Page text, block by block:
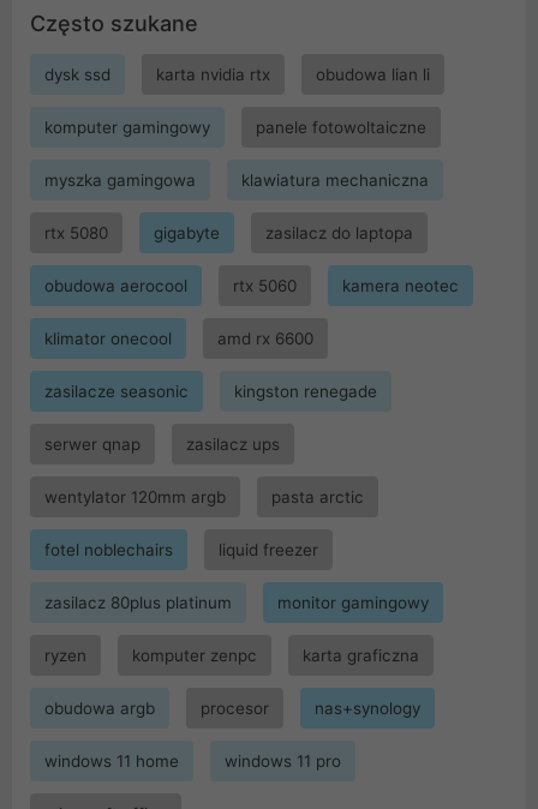
Często szukane
dysk ssd karta nvidia rtx obudowa lian li
komputer gamingowy panele fotowoltaiczne
myszka gamingowa klawiatura mechaniczna
rtx 5080 gigabyte zasilacz do laptopa
obudowa aerocool rtx 5060 kamera neotec
klimator onecool amd rx 6600
zasilacze seasonic kingston renegade
serwer qnap zasilacz ups
wentylator 120mm argb pasta arctic
fotel noblechairs liquid freezer
zasilacz 80plus platinum monitor gamingowy
ryzen komputer zenpc karta graficzna
obudowa argb procesor nas+synology
windows 11 home windows 11 pro